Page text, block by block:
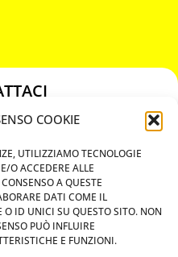
COOKIE
UTILIZZIAMO TECNOLOGIE
O ACCEDERE ALLE
A QUESTE
DATI COME IL
ID UNICI SU QUESTO SITO. NON
PUÒ INFLUIRE
E FUNZIONI.